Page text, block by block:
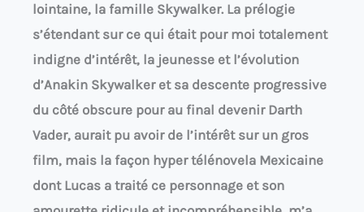
lointaine, la famille Skywalker. La prélogie
s’étendant sur ce qui était pour moi totalement
indigne d’intérêt, la jeunesse et l’évolution
d’Anakin Skywalker et sa descente progressive
du côté obscure pour au final devenir Darth
Vader, aurait pu avoir de l’intérêt sur un gros
film, mais la façon hyper télénovela Mexicaine
dont Lucas a traité ce personnage et son